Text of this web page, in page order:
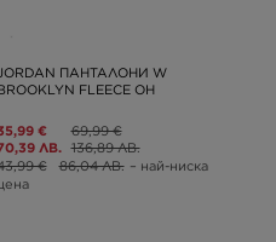
ПАНТАЛОНИ W
FLEECE OH
€
ЛВ.
69,99 €
136,89 ЛВ.
€
86,04 ЛВ. – най-ниска